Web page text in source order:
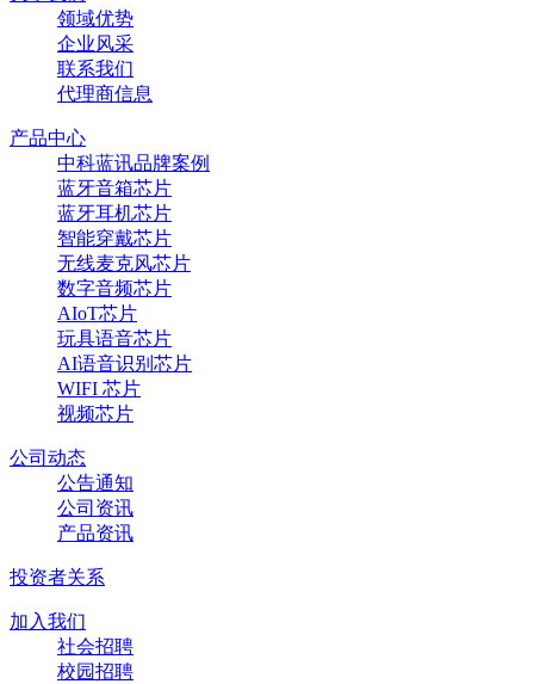
领域优势
企业风采
联系我们
代理商信息
产品中心
中科蓝讯品牌案例
蓝牙音箱芯片
蓝牙耳机芯片
智能穿戴芯片
无线麦克风芯片
数字音频芯片
AIoT芯片
玩具语音芯片
AI语音识别芯片
WIFI 芯片
视频芯片
公司动态
公告通知
公司资讯
产品资讯
投资者关系
加入我们
社会招聘
校园招聘